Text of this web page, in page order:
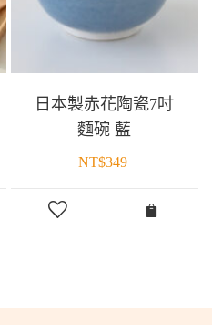
日本製赤花陶瓷7吋
麵碗 藍
NT$349